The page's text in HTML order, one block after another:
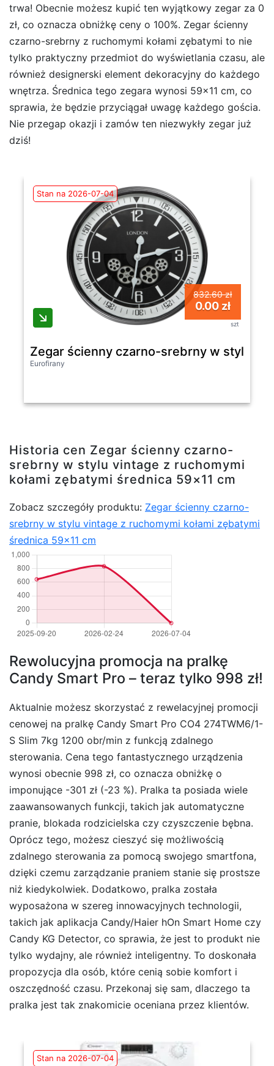
trwa! Obecnie możesz kupić ten wyjątkowy zegar za 0
zł, co oznacza obniżkę ceny o 100%. Zegar ścienny
czarno-srebrny z ruchomymi kołami zębatymi to nie
tylko praktyczny przedmiot do wyświetlania czasu, ale
również designerski element dekoracyjny do każdego
wnętrza. Średnica tego zegara wynosi 59×11 cm, co
sprawia, że będzie przyciągał uwagę każdego gościa.
Nie przegap okazji i zamów ten niezwykły zegar już
dziś!
Stan na 2026-07-04
832.60 zł
0.00 zł
szt
Zegar ścienny czarno-srebrny w stylu
Eurofirany
Historia cen Zegar ścienny czarno-
srebrny w stylu vintage z ruchomymi
kołami zębatymi średnica 59×11 cm
Zobacz szczegóły produktu: Zegar ścienny czarno-
srebrny w stylu vintage z ruchomymi kołami zębatymi
średnica 59×11 cm
Rewolucyjna promocja na pralkę
Candy Smart Pro – teraz tylko 998 zł!
Aktualnie możesz skorzystać z rewelacyjnej promocji
cenowej na pralkę Candy Smart Pro CO4 274TWM6/1-
S Slim 7kg 1200 obr/min z funkcją zdalnego
sterowania. Cena tego fantastycznego urządzenia
wynosi obecnie 998 zł, co oznacza obniżkę o
imponujące -301 zł (-23 %). Pralka ta posiada wiele
zaawansowanych funkcji, takich jak automatyczne
pranie, blokada rodzicielska czy czyszczenie bębna.
Oprócz tego, możesz cieszyć się możliwością
zdalnego sterowania za pomocą swojego smartfona,
dzięki czemu zarządzanie praniem stanie się prostsze
niż kiedykolwiek. Dodatkowo, pralka została
wyposażona w szereg innowacyjnych technologii,
takich jak aplikacja Candy/Haier hOn Smart Home czy
Candy KG Detector, co sprawia, że jest to produkt nie
tylko wydajny, ale również inteligentny. To doskonała
propozycja dla osób, które cenią sobie komfort i
oszczędność czasu. Przekonaj się sam, dlaczego ta
pralka jest tak znakomicie oceniana przez klientów.
Stan na 2026-07-04